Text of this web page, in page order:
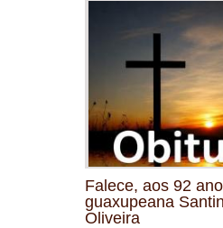
Falece, aos 92
guaxupeana
Oliveira